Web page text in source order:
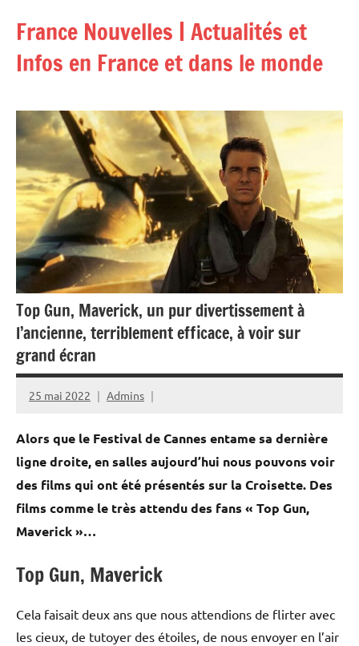
contenu
France Nouvelles | Actualités et
Infos en France et dans le monde
Top Gun, Maverick, un pur divertissement à
l’ancienne, terriblement efficace, à voir sur
grand écran
25 mai 2022 Admins
Alors que le Festival de Cannes entame sa dernière
ligne droite, en salles aujourd’hui nous pouvons voir
des films qui ont été présentés sur la Croisette. Des
films comme le très attendu des fans « Top Gun,
Maverick »…
Top Gun, Maverick
Cela faisait deux ans que nous attendions de flirter avec
les cieux, de tutoyer des étoiles, de nous envoyer en l’air